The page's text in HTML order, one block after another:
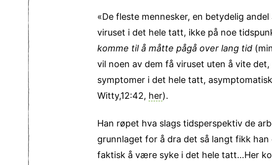
«De fleste mennesker, en betydelig
viruset i det hele tatt, ikke på noe
komme til å måtte pågå over lang tid
vil noen av dem få viruset uten å vite
symptomer i det hele tatt,
Witty,12:42, her).
Han røpet hva slags tidsperspektiv de
grunnlaget for å dra det så langt fikk
faktisk å være syke i det hele tatt…Her